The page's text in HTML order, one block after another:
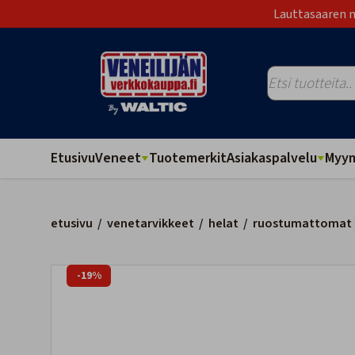
Lauttasaaren
EtusivuVeneet TuotemerkitAsiakaspalvelu
etusivu / venetarvikkeet / helat / ruostumattomat
-19%